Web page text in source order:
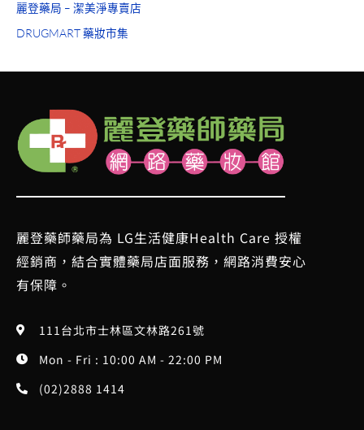
麗登藥局 – 潔美淨專賣店
DRUGMART 藥妝市集
麗登藥師藥局為 LG生活健康Health Care 授權
經銷商，結合實體藥局店面服務，網路消費安心
有保障。
111台北市士林區文林路261號
Mon - Fri : 10:00 AM - 22:00 PM
(02)2888 1414